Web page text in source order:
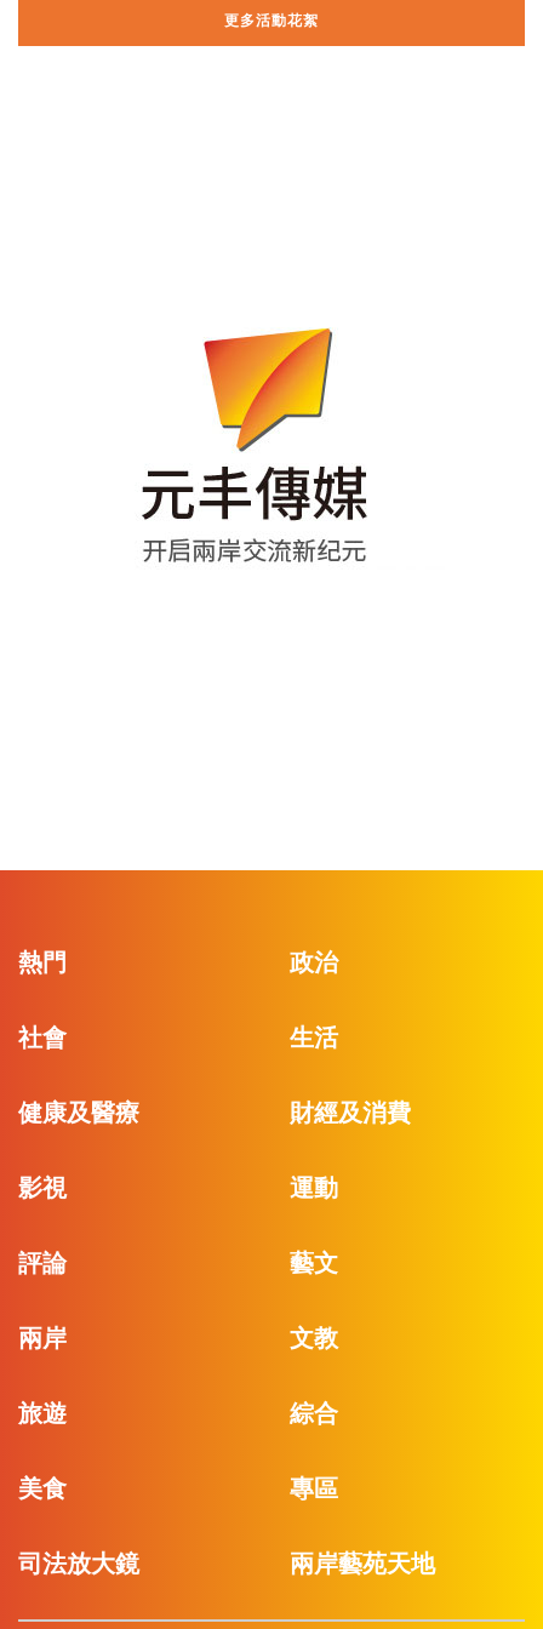
更多活動花絮
熱門 政治
社會 生活
健康及醫療 財經及消費
影視 運動
評論 藝文
兩岸 文教
旅遊 綜合
美食 專區
司法放大鏡 兩岸藝苑天地